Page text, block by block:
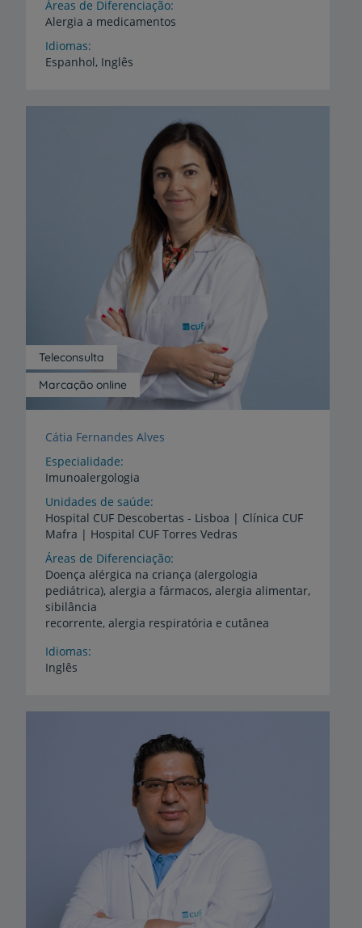
Áreas de Diferenciação
Alergia a medicamentos
Idiomas
Espanhol, Inglês
Marcação online
Teleconsulta
Cátia Fernandes Alves
Especialidade
Imunoalergologia
Unidades de saúde
Hospital CUF Descobertas - Lisboa | Clínica CUF
Mafra | Hospital CUF Torres Vedras
Áreas de Diferenciação
Doença alérgica na criança (alergologia
pediátrica), alergia a fármacos, alergia alimentar,
sibilância
recorrente, alergia respiratória e cutânea
Idiomas
Inglês